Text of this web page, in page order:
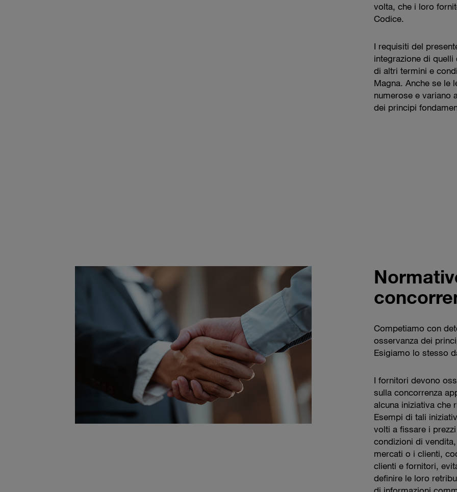
volta, che i loro
Codice.
I requisiti del
integrazione di
di altri termini e
Magna. Anche se le
numerose e variano
dei principi
Competiamo con
osservanza dei
Esigiamo lo stesso
I fornitori devono
sulla concorrenza
alcuna iniziativa che
Esempi di tali
volti a fissare i
condizioni di
mercati o i clienti,
clienti e fornitori,
definire le loro